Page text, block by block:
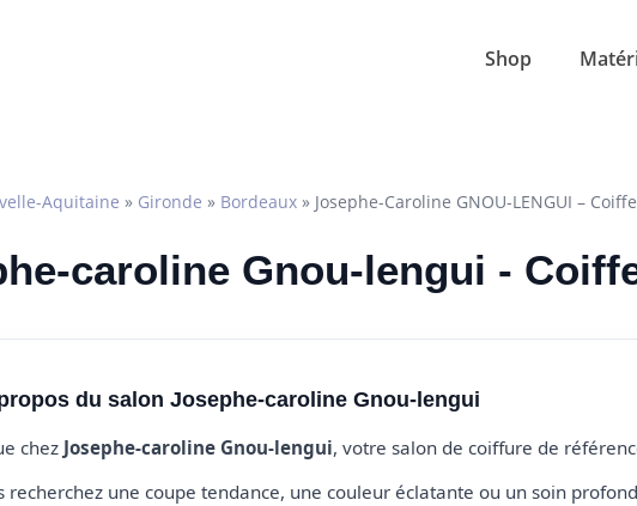
Shop
Aquitaine » Gironde » Bordeaux » Josephe-Caroline GNOU-LENGUI –
caroline Gnou-lengui -
du salon Josephe-caroline Gnou-lengui
chez Josephe-caroline Gnou-lengui, votre salon de coiffure de
recherchez une coupe tendance, une couleur éclatante ou un soin